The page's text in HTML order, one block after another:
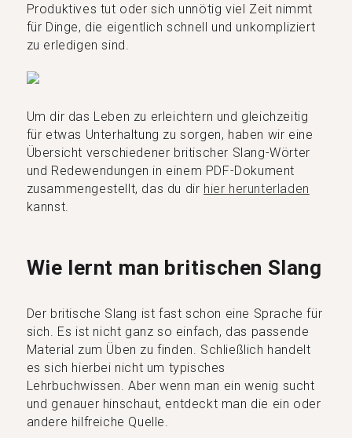
Produktives tut oder sich unnötig viel Zeit nimmt
für Dinge, die eigentlich schnell und unkompliziert
zu erledigen sind.
Um dir das Leben zu erleichtern und gleichzeitig
für etwas Unterhaltung zu sorgen, haben wir eine
Übersicht verschiedener britischer Slang-Wörter
und Redewendungen in einem PDF-Dokument
zusammengestellt, das du dir hier herunterladen
kannst.
Wie lernt man britischen Slang
Der britische Slang ist fast schon eine Sprache für
sich. Es ist nicht ganz so einfach, das passende
Material zum Üben zu finden. Schließlich handelt
es sich hierbei nicht um typisches
Lehrbuchwissen. Aber wenn man ein wenig sucht
und genauer hinschaut, entdeckt man die ein oder
andere hilfreiche Quelle.